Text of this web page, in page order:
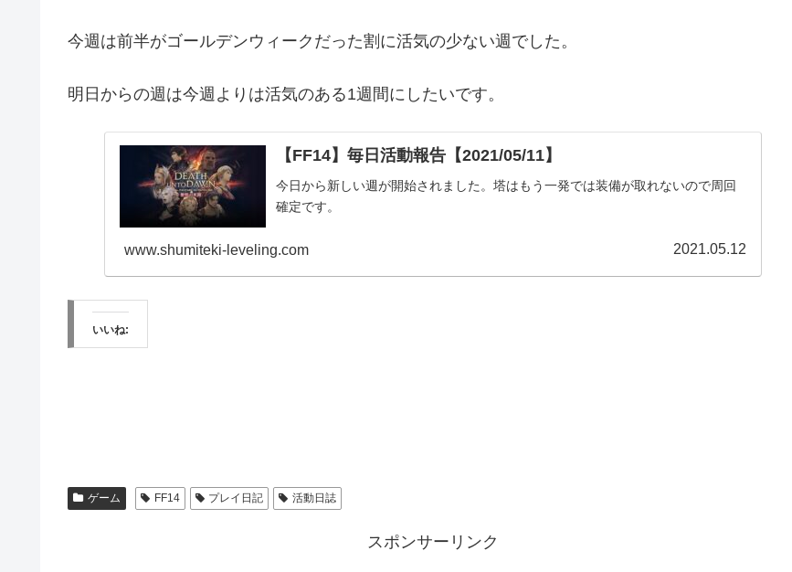
今週は前半がゴールデンウィークだった割に活気の少ない週でした。
明日からの週は今週よりは活気のある1週間にしたいです。
【FF14】毎日活動報告【2021/05/11】
今日から新しい週が開始されました。塔はもう一発では装備が取れないので周回
確定です。
www.shumiteki-leveling.com 2021.05.12
いいね:
ゲーム FF14 プレイ日記 活動日誌
スポンサーリンク